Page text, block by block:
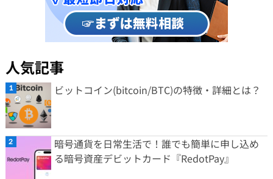
人気記事
ビットコイン(bitcoin/BTC)の特徴・詳細とは？
暗号通貨を日常生活で！誰でも簡単に申し込め
る暗号資産デビットカード『RedotPay』